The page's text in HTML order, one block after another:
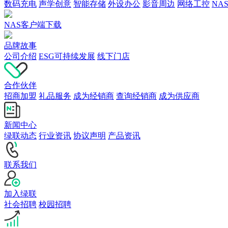
数码充电 声学创意 智能存储 外设办公 影音周边 网络工控
NAS客户端下载
品牌故事
公司介绍 ESG可持续发展 线下门店
合作伙伴
招商加盟 礼品服务 成为经销商 查询经销商 成为供应商
新闻中心
绿联动态 行业资讯 协议声明 产品资讯
联系我们
加入绿联
社会招聘 校园招聘